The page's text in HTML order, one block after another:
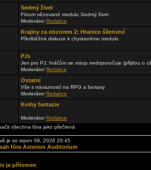
Sedmý živel
Fórum věnované modulu Sedmý živel
ModerátorRedakce
Krajiny za obzorem 2: Hranice šílenství
Předběžná diskuze k chystanému modulu
PJs
Jen pro PJ, hráčům se vstup nedoporučuje (přijdou o
ModerátorRedakce
Ostatní
Vše s návazností na RPG a fantasy
ModerátorRedakce
Knihy fantazie
ModerátorRedakce
všechna fóra jako přečtená
je so srpen 08, 2026 20:45
fóra Asterion Auditorium
je přítomen